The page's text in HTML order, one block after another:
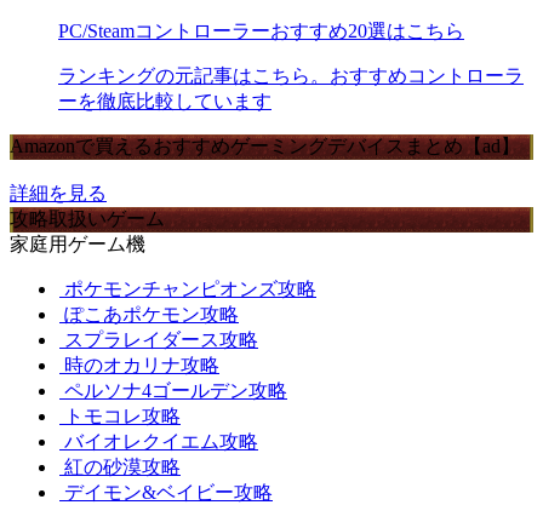
PC/Steamコントローラーおすすめ20選はこちら
ランキングの元記事はこちら。おすすめコントローラ
ーを徹底比較しています
Amazonで買えるおすすめゲーミングデバイスまとめ【ad】
詳細を見る
攻略取扱いゲーム
家庭用ゲーム機
ポケモンチャンピオンズ攻略
ぽこあポケモン攻略
スプラレイダース攻略
時のオカリナ攻略
ペルソナ4ゴールデン攻略
トモコレ攻略
バイオレクイエム攻略
紅の砂漠攻略
デイモン&ベイビー攻略